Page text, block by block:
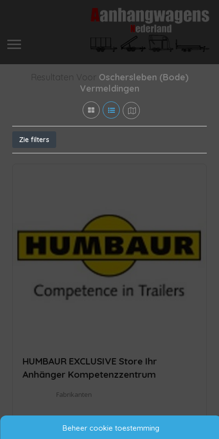
Beheer cookie toestemming
Resultaten Voor Oschersleben (Bode)
Vermeldingen
Zie filters
HUMBAUR EXCLUSIVE Store Ihr
Anhänger Kompetenzzentrum
Fabrikanten